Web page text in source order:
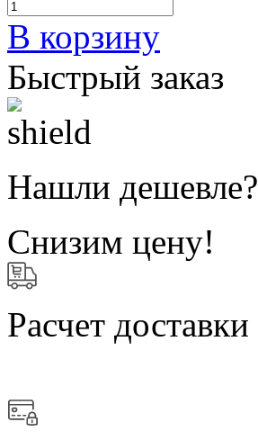
В корзину
Быстрый заказ
Нашли дешевле?
Снизим цену!
Расчет доставки